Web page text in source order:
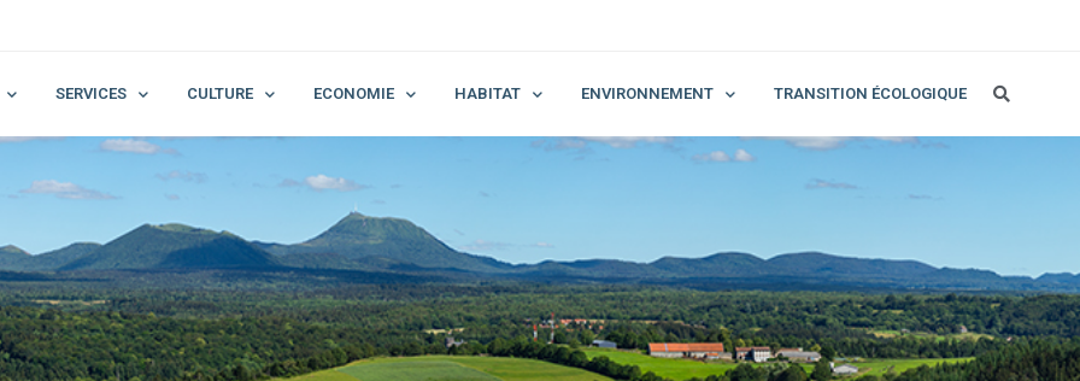
SERVICES CULTURE ECONOMIE HABITAT ENVIRONNEMENT TRANSITION ÉCOLOGIQUE